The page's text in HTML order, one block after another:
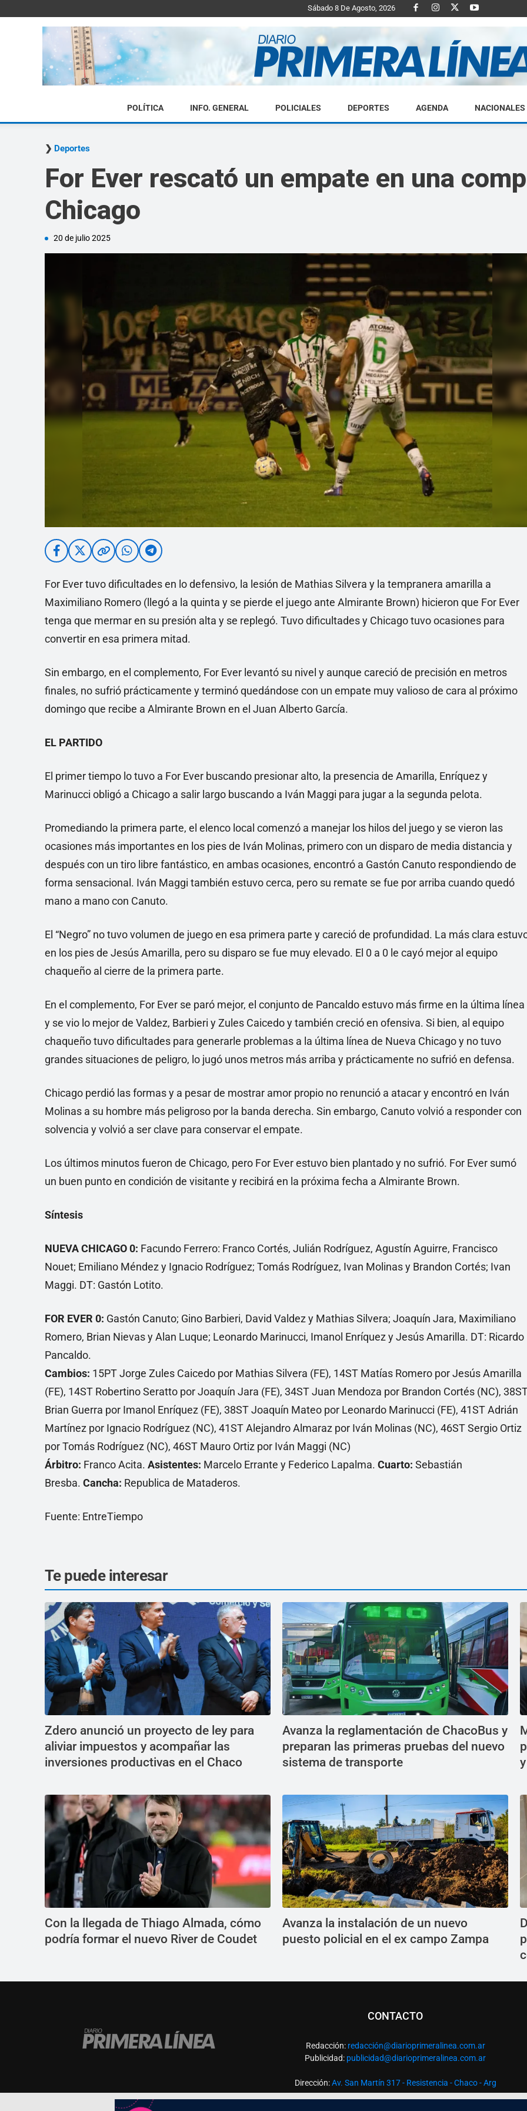
Sábado 8 De Agosto, 2026
Diario
POLÍTICA INFO. GENERAL POLICIALES DEPORTES AGENDA NACIONALES
Deportes
For Ever rescató un empate en una
Chicago
20 de julio 2025
For Ever tuvo dificultades en lo defensivo, la lesión de Mathias Silvera y la tempranera amarilla a
Maximiliano Romero (llegó a la quinta y se pierde el juego ante Almirante Brown) hicieron que For Ever
tenga que mermar en su presión alta y se replegó. Tuvo dificultades y Chicago tuvo ocasiones para
convertir en esa primera mitad.
Sin embargo, en el complemento, For Ever levantó su nivel y aunque careció de precisión en metros
finales, no sufrió prácticamente y terminó quedándose con un empate muy valioso de cara al próximo
domingo que recibe a Almirante Brown en el Juan Alberto García.
EL PARTIDO
El primer tiempo lo tuvo a For Ever buscando presionar alto, la presencia de Amarilla, Enríquez y
Marinucci obligó a Chicago a salir largo buscando a Iván Maggi para jugar a la segunda pelota.
Promediando la primera parte, el elenco local comenzó a manejar los hilos del juego y se vieron las
ocasiones más importantes en los pies de Iván Molinas, primero con un disparo de media distancia y
después con un tiro libre fantástico, en ambas ocasiones, encontró a Gastón Canuto respondiendo de
forma sensacional. Iván Maggi también estuvo cerca, pero su remate se fue por arriba cuando quedó
mano a mano con Canuto.
El “Negro” no tuvo volumen de juego en esa primera parte y careció de profundidad. La más clara
en los pies de Jesús Amarilla, pero su disparo se fue muy elevado. El 0 a 0 le cayó mejor al equipo
chaqueño al cierre de la primera parte.
En el complemento, For Ever se paró mejor, el conjunto de Pancaldo estuvo más firme en la última línea
y se vio lo mejor de Valdez, Barbieri y Zules Caicedo y también creció en ofensiva. Si bien, al equipo
chaqueño tuvo dificultades para generarle problemas a la última línea de Nueva Chicago y no tuvo
grandes situaciones de peligro, lo jugó unos metros más arriba y prácticamente no sufrió en defensa.
Chicago perdió las formas y a pesar de mostrar amor propio no renunció a atacar y encontró en Iván
Molinas a su hombre más peligroso por la banda derecha. Sin embargo, Canuto volvió a responder con
solvencia y volvió a ser clave para conservar el empate.
Los últimos minutos fueron de Chicago, pero For Ever estuvo bien plantado y no sufrió. For Ever sumó
un buen punto en condición de visitante y recibirá en la próxima fecha a Almirante Brown.
Síntesis
NUEVA CHICAGO 0: Facundo Ferrero: Franco Cortés, Julián Rodríguez, Agustín Aguirre, Francisco
Nouet; Emiliano Méndez y Ignacio Rodríguez; Tomás Rodríguez, Ivan Molinas y Brandon Cortés; Ivan
Maggi. DT: Gastón Lotito.
FOR EVER 0: Gastón Canuto; Gino Barbieri, David Valdez y Mathias Silvera; Joaquín Jara, Maximiliano
Romero, Brian Nievas y Alan Luque; Leonardo Marinucci, Imanol Enríquez y Jesús Amarilla. DT: Ricardo
Pancaldo.
Cambios: 15PT Jorge Zules Caicedo por Mathias Silvera (FE), 14ST Matías Romero por Jesús Amarilla
(FE), 14ST Robertino Seratto por Joaquín Jara (FE), 34ST Juan Mendoza por Brandon Cortés (NC),
Brian Guerra por Imanol Enríquez (FE), 38ST Joaquín Mateo por Leonardo Marinucci (FE), 41ST Adrián
Martínez por Ignacio Rodríguez (NC), 41ST Alejandro Almaraz por Iván Molinas (NC), 46ST Sergio Ortiz
por Tomás Rodríguez (NC), 46ST Mauro Ortiz por Iván Maggi (NC)
Árbitro: Franco Acita. Asistentes: Marcelo Errante y Federico Lapalma. Cuarto: Sebastián
Bresba. Cancha: Republica de Mataderos.
Fuente: EntreTiempo
Te puede interesar
Zdero anunció un proyecto de ley para
aliviar impuestos y acompañar las
inversiones productivas en el Chaco
Avanza la reglamentación de ChacoBus y
preparan las primeras pruebas del nuevo
sistema de transporte
Con la llegada de Thiago Almada, cómo
podría formar el nuevo River de Coudet
Avanza la instalación de un nuevo
puesto policial en el ex campo Zampa
CONTACTO
Redacción: redacción@diarioprimeralinea.com.ar
Publicidad: publicidad@diarioprimeralinea.com.ar
Dirección:Av. San Martín 317 - Resistencia - Chaco - Arg